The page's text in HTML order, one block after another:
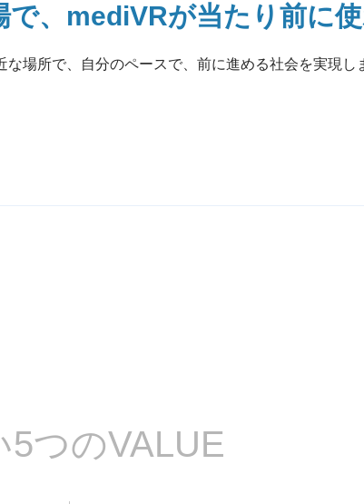
、 mediVRが当たり前に
な場所で、自分のペースで、 前に進める社会を実現し
5つのVALUE